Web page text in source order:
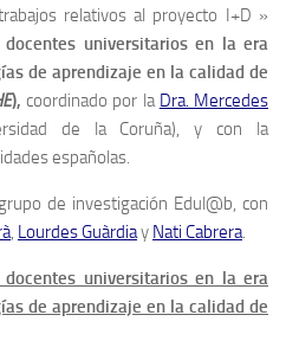
relativos al proyecto I+D »
universitarios en la era
de aprendizaje en la calidad de
), coordinado por la Dra. Mercedes
de la Coruña), y con la
españolas.
de investigación Edul@b, con
, Lourdes Guàrdiay Nati Cabrera.
universitarios en la era
de aprendizaje en la calidad de